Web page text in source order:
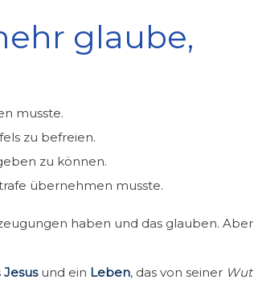
glaube,
musste.
zu befreien.
zu können.
übernehmen musste.
haben und das glauben. Aber
Jesusund ein Leben, das von seiner Wut